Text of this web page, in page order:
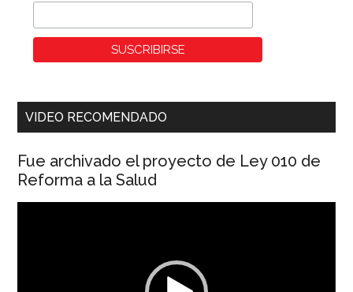
VIDEO RECOMENDADO
Fue archivado el proyecto de Ley 010 de
Reforma a la Salud